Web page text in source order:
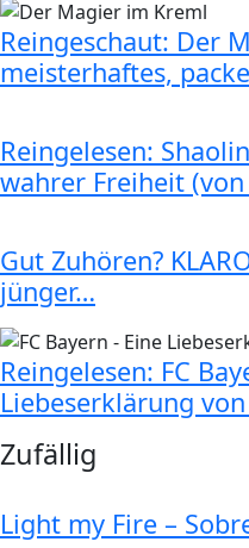
Reingeschaut: Der
meisterhaftes,
Reingelesen:
wahrer Freiheit (von
Gut Zuhören?
jünger…
Reingelesen: FC
Liebeserklärung
Zufällig
Light my Fire –